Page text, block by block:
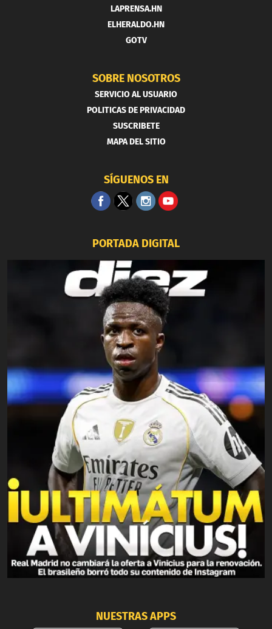
LAPRENSA.HN
ELHERALDO.HN
GOTV
SOBRE NOSOTROS
SERVICIO AL USUARIO
POLITICAS DE PRIVACIDAD
SUSCRIBETE
MAPA DEL SITIO
SÍGUENOS EN
PORTADA DIGITAL
NUESTRAS APPS